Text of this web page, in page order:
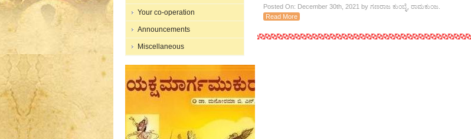
Your co-operation
Announcements
Miscellaneous
Posted On: December 30th, 2021 by ಗಣರಾಜ ಕುಂಬ್ಳೆ, ರಾಮಕುಂಜ.
Read More